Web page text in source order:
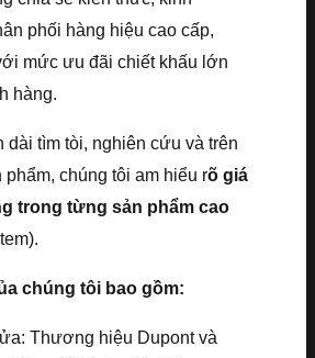
phối hàng hiệu cao cấp,
mức ưu đãi chiết khấu lớn
hàng.
dài tìm tòi, nghiên cứu và trên
phẩm, chúng tôi am hiểu rõ giá
trong từng sản phẩm cao
chúng tôi bao gồm:
Thương hiệu Dupont và